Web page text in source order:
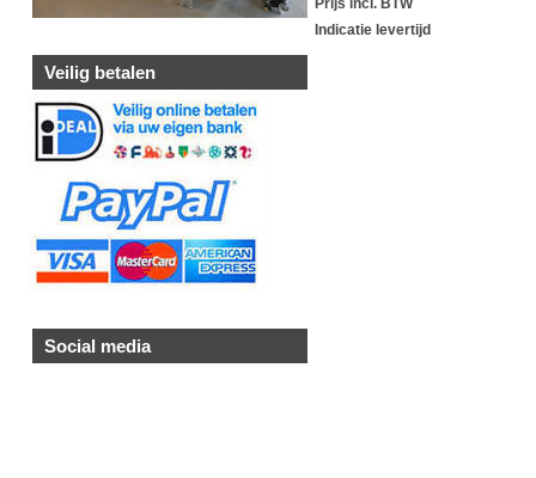
Veilig betalen
Social media
Indicatie levertijd